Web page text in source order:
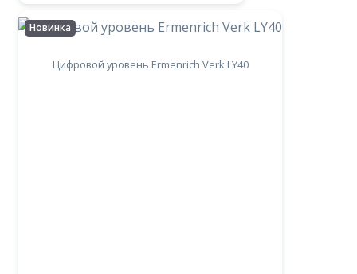
Новинка
Цифровой уровень Ermenrich Verk LY40